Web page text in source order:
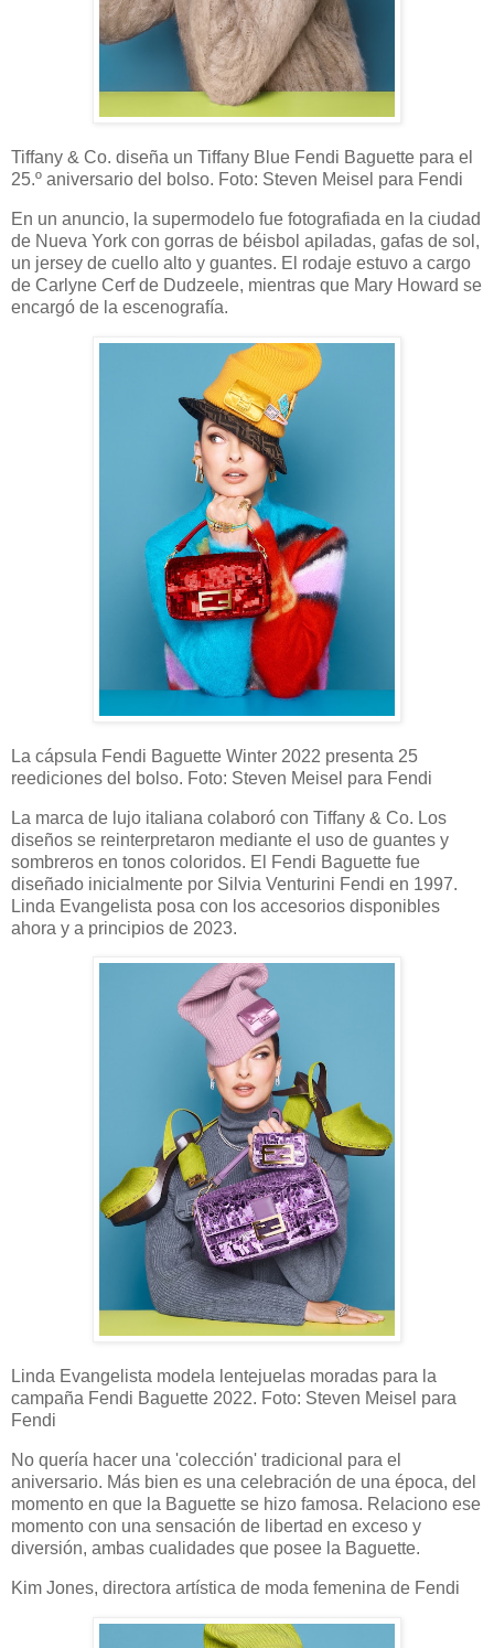
Tiffany & Co. diseña un Tiffany Blue Fendi Baguette para el
25.º aniversario del bolso. Foto: Steven Meisel para Fendi
En un anuncio, la supermodelo fue fotografiada en la ciudad
de Nueva York con gorras de béisbol apiladas, gafas de sol,
un jersey de cuello alto y guantes. El rodaje estuvo a cargo
de Carlyne Cerf de Dudzeele, mientras que Mary Howard se
encargó de la escenografía.
La cápsula Fendi Baguette Winter 2022 presenta 25
reediciones del bolso. Foto: Steven Meisel para Fendi
La marca de lujo italiana colaboró ​​con Tiffany & Co. Los
diseños se reinterpretaron mediante el uso de guantes y
sombreros en tonos coloridos. El Fendi Baguette fue
diseñado inicialmente por Silvia Venturini Fendi en 1997.
Linda Evangelista posa con los accesorios disponibles
ahora y a principios de 2023.
Linda Evangelista modela lentejuelas moradas para la
campaña Fendi Baguette 2022. Foto: Steven Meisel para
Fendi
No quería hacer una 'colección' tradicional para el
aniversario. Más bien es una celebración de una época, del
momento en que la Baguette se hizo famosa. Relaciono ese
momento con una sensación de libertad en exceso y
diversión, ambas cualidades que posee la Baguette.
Kim Jones, directora artística de moda femenina de Fendi